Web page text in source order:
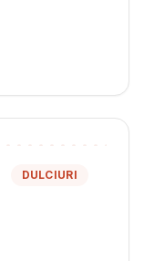
DULCIURI